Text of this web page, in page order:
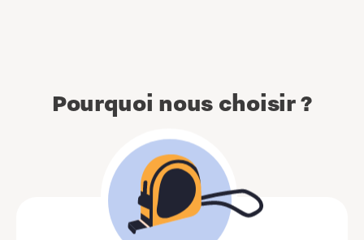
Pourquoi nous choisir ?